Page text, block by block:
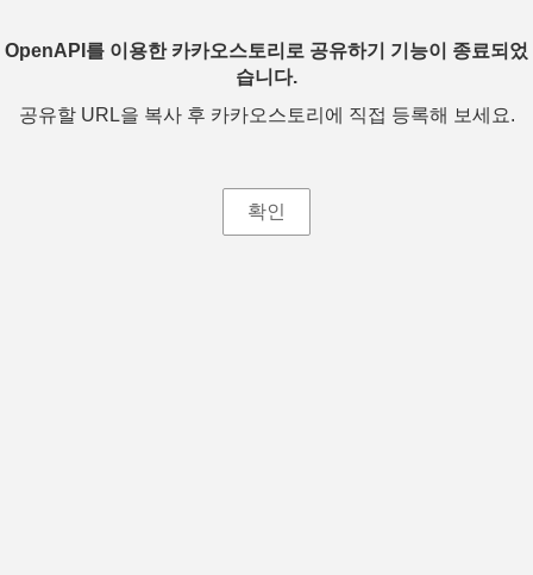
OpenAPI를 이용한 카카오스토리로 공유하기 기능이 종료되었
습니다.
공유할 URL을 복사 후 카카오스토리에 직접 등록해 보세요.
확인